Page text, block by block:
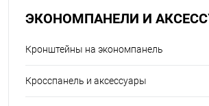
ЭКОНОМПАНЕЛИ И
Кронштейны на экономпанель
Кросспанель и аксессуары